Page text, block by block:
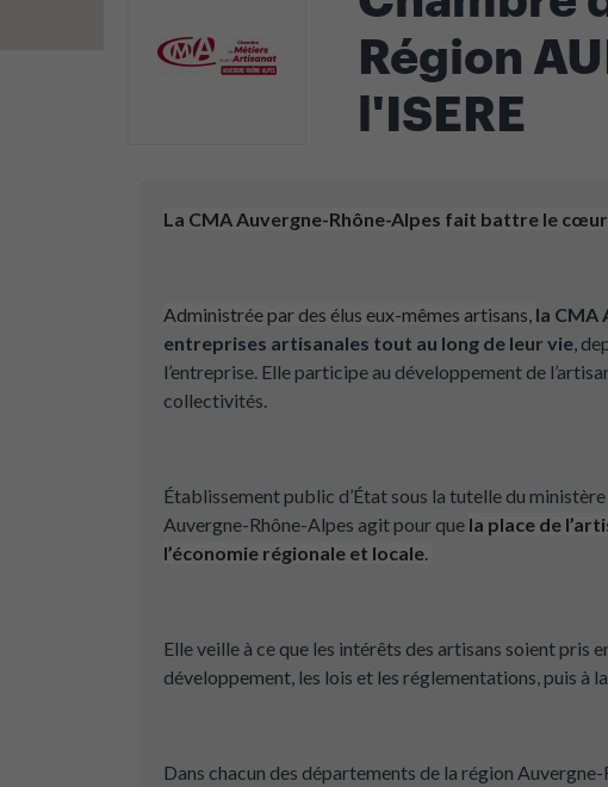
Région
l'ISERE
La CMA Auvergne-Rhône-Alpes fait battre le
Administrée par des élus eux-mêmes artisans, la CMA
entreprises artisanales tout au long de leur vie,
l’entreprise. Elle participe au développement de
collectivités.
Établissement public d’État sous la tutelle du
Auvergne-Rhône-Alpes agit pour que la place de
l’économie régionale et locale.
Elle veille à ce que les intérêts des artisans soient pris
développement, les lois et les réglementations, puis à
Dans chacun des départements de la région